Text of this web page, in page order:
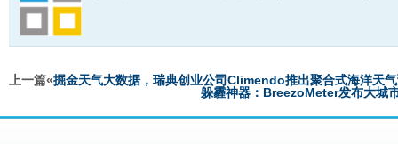
上一篇«掘金天气大数据，瑞典创业公司Climendo推出聚合式海洋天
躲霾神器：BreezoMeter发布大城